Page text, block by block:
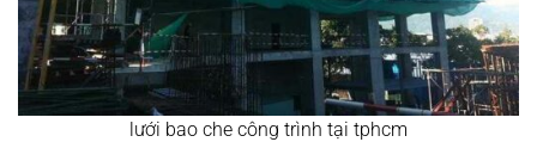
lưới bao che công trình tại tphcm